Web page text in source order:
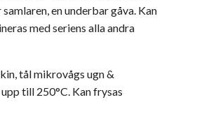
en underbar gåva. Kan
med seriens alla andra
tål mikrovågs ugn &
till 250°C. Kan frysas